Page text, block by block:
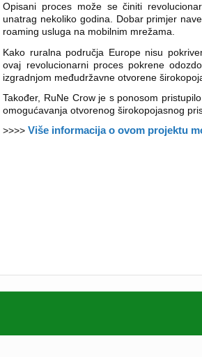
Opisani proces može se činiti
unatrag nekoliko godina. Dobar primjer
roaming usluga na mobilnim mrežama.
Kako ruralna područja Europe nisu
ovaj revolucionarni proces pokrene
izgradnjom međudržavne otvorene
Također, RuNe Crow je s ponosom
omogućavanja otvorenog širokopojasnog
>>>>Više informacija o ovom projektu